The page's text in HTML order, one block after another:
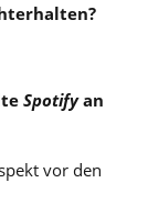
Spotifyan
vor den